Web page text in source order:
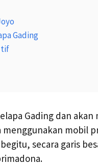
Gading
Gading dan
mobil
secara garis